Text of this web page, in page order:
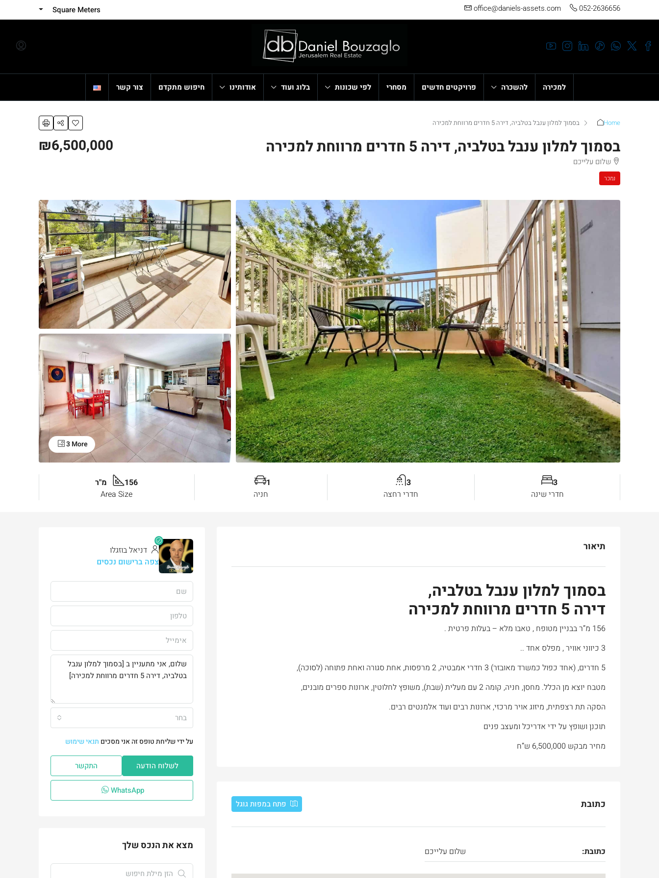
052-2636656
office@daniels-assets.com
Square Meters
למכירה להשכרה פרויקטים חדשים מסחרי לפי שכונות בלוג ועוד אודותינו חיפוש מתקדם צור קשר
Home בסמוך למלון ענבל בטלביה, דירה 5 חדרים מרווחת למכירה
בסמוך למלון ענבל בטלביה, דירה 5 חדרים מרווחת למכירה
שלום עלייכם
נמכר
₪6,500,000
3 More
3
חדרי שינה
3
חדרי רחצה
1
חניה
156 מ"ר
Area Size
תיאור
בסמוך למלון ענבל בטלביה,
דירה 5 חדרים מרווחת למכירה
156 מ”ר בבניין מטופח , טאבו מלא – בעלות פרטית .
3 כיווני אוויר , מפלס אחד ..
5 חדרים, (אחד כפול כמשרד מאובזר) 3 חדרי אמבטיה, 2 מרפסות, אחת סגורה ואחת פתוחה (לסוכה),
מטבח יוצא מן הכלל. מחסן, חניה, קומה 2 עם מעלית (שבת), משופץ לחלוטין, ארונות ספרים מובנים,
הסקה תת רצפתית, מיזוג אויר מרכזי, ארונות רבים ועוד אלמנטים רבים.
תוכנן ושופץ על ידי אדריכל ומעצב פנים
מחיר מבקש 6,500,000 ש”ח
כתובת פתח במפות גוגל
כתובת: שלום עלייכם
דניאל בוזגלו
צפה ברישום נכסים
בחר
על ידי שליחת טופס זה אני מסכים תנאי שימוש
לשלוח הודעה התקשר
WhatsApp
מצא את הנכס שלך